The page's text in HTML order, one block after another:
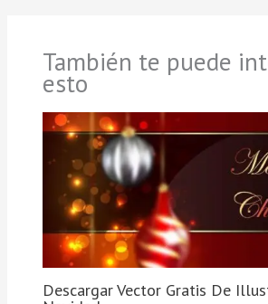
También te puede
esto
Descargar Vector Gratis De